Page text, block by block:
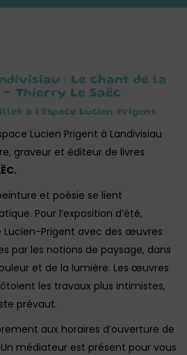
: Le chant de la
Thierry Le Saëc
à l’Espace Lucien Prigent
Lucien Prigent à Landivisiau
graveur et éditeur de livres
et poésie se lient
Pour l’exposition d’été,
Lucien-Prigent avec des œuvres
par les notions de paysage, dans
et de la lumière. Les œuvres
les travaux plus intimistes,
prévaut.
aux horaires d’ouverture de
Un médiateur est présent pour vous